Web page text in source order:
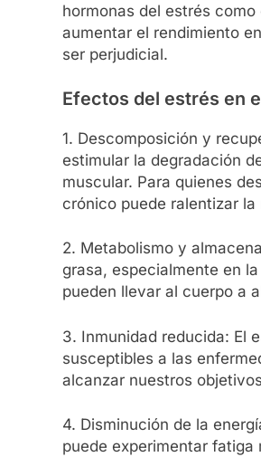
hormonas del estrés
aumentar el rendimiento
ser perjudicial.
Efectos del estrés en
1. Descomposición y
estimular la degradación
muscular. Para quienes
crónico puede ralentizar
2. Metabolismo y
grasa, especialmente en
pueden llevar al cuerpo a
3. Inmunidad reducida: El
susceptibles a las
alcanzar nuestros
4. Disminución de la
puede experimentar